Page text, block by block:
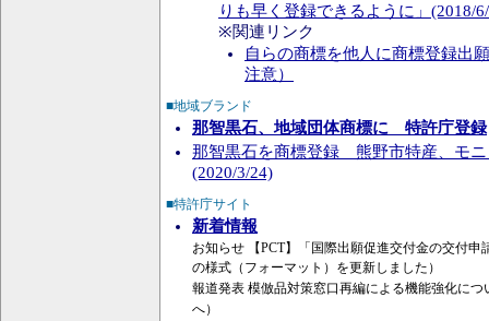
りも早く登録できるように」(2018/
※関連リンク
自らの商標を他人に商標登録出
注意）
■地域ブランド
那智黒石、地域団体商標に 特許庁登録
那智黒石を商標登録 熊野市特産、モ
(2020/3/24)
■特許庁サイト
新着情報
お知らせ 【PCT】「国際出願促進交付金の交付申
の様式（フォーマット）を更新しました）
報道発表 模倣品対策窓口再編による機能強化に
へ）